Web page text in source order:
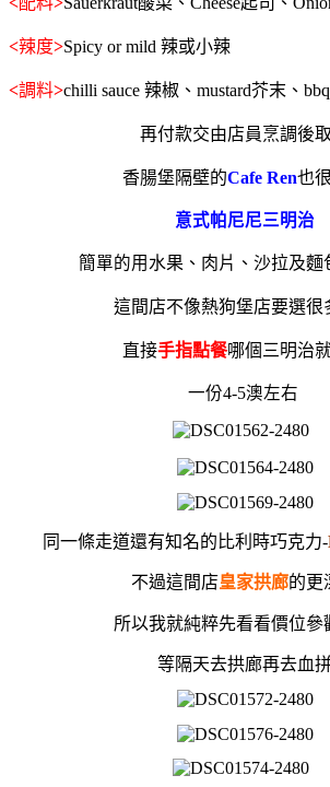
<辣度>Spicy or mild 辣或小辣
<調料>chilli sauce 辣椒、 mustard芥末、
再付款交由店員烹調後
香腸堡隔壁的Cafe Ren也
意式帕尼尼三明治
簡單的用 水果、肉片、沙拉及麵
這間店不像熱狗堡店要選很
直接手指點餐哪個三明治
一份4-5澳左右
同一條走道還有知名的比利時巧克力-
不過這間店皇家拱廊的更
所以我就純粹先看看價位參
等隔天去拱廊再去血